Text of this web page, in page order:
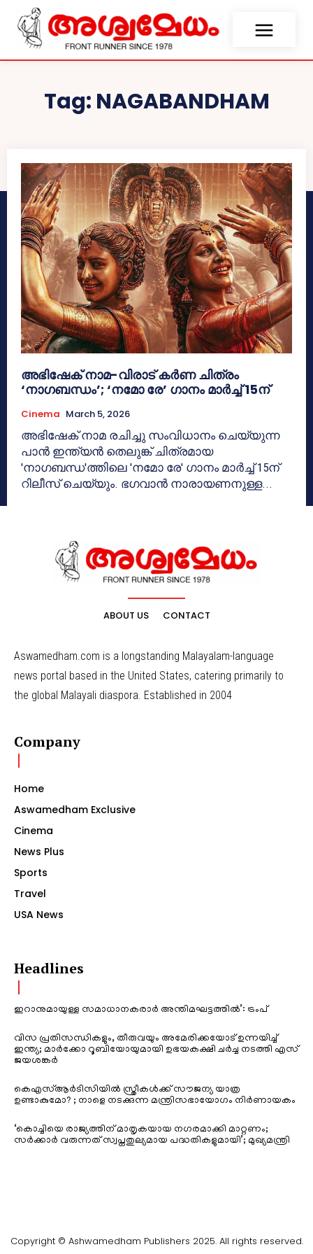
Tag: NAGABANDHAM
അഭിഷേക് നാമ-വിരാട് കർണ ചിത്രം
‘നാഗബന്ധം’; ‘നമോ രേ’ ഗാനം മാർച്ച് 15ന്
Cinema March 5, 2026
അഭിഷേക് നാമ രചിച്ചു സംവിധാനം ചെയ്യുന്ന
പാൻ ഇന്ത്യൻ തെലുങ്ക് ചിത്രമായ
'നാഗബന്ധ'ത്തിലെ 'നമോ രേ' ഗാനം മാർച്ച് 15ന്
റിലീസ് ചെയ്യും. ഭഗവാൻ നാരായണനുള്ള...
ABOUT US CONTACT
Aswamedham.com is a longstanding Malayalam-language
news portal based in the United States, catering primarily to
the global Malayali diaspora. Established in 2004
Company
Home
Aswamedham Exclusive
Cinema
News Plus
Sports
Travel
USA News
Headlines
ഇറാനുമായുള്ള സമാധാനകരാർ അന്തിമഘട്ടത്തിൽ‌’: ട്രംപ്
വിസ പ്രതിസന്ധികളും, തീരുവയും അമേരിക്കയോട് ഉന്നയിച്ച്
ഇന്ത്യ; മാർക്കോ റൂബിയോയുമായി ഉഭയകക്ഷി ചർച്ച നടത്തി എസ്
ജയശങ്കർ
കെഎസ്ആർടിസിയിൽ സ്ത്രീകൾക്ക് സൗജന്യ യാത്ര
ഉണ്ടാകുമോ? ; നാളെ നടക്കുന്ന മന്ത്രിസഭായോഗം നിർണായകം
‘കൊച്ചിയെ രാജ്യത്തിന് മാതൃകയായ നഗരമാക്കി മാറ്റണം;
സർക്കാർ വരുന്നത് സ്വപ്നതുല്യമായ പദ്ധതികളുമായി’; മുഖ്യമന്ത്രി
Copyright © Ashwamedham Publishers 2025. All rights reserved.